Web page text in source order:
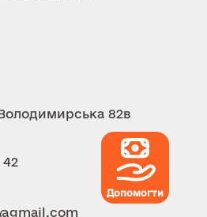
82в
42
Допомогти